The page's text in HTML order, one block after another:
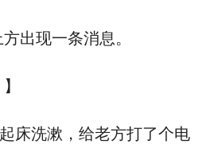
出现一条消息。
床洗漱，给老方打了个电